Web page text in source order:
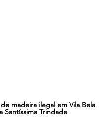
madeira ilegal em Vila Bela
Santíssima Trindade